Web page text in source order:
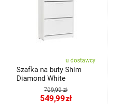
u dostawcy
Szafka na buty Shim
Diamond White
709,99 zł
549,99zł